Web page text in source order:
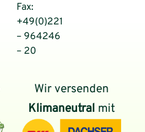
Fax:
+49(0)221
– 964246
– 20
Wir versenden
Klimaneutral mit